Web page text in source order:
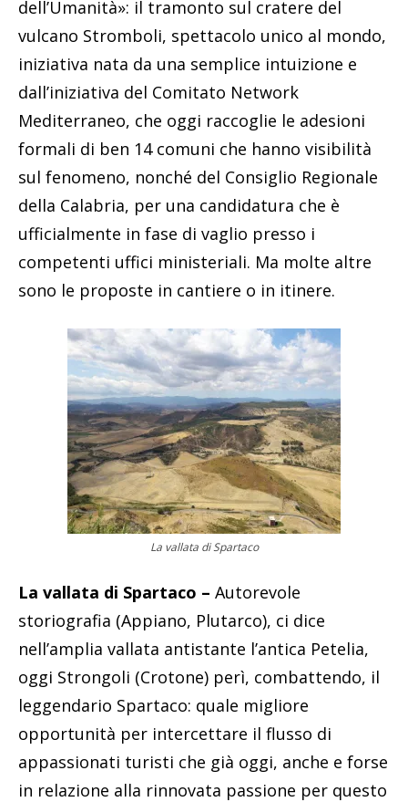
dell’Umanità»: il tramonto sul cratere del
vulcano Stromboli, spettacolo unico al mondo,
iniziativa nata da una semplice intuizione e
dall’iniziativa del Comitato Network
Mediterraneo, che oggi raccoglie le adesioni
formali di ben 14 comuni che hanno visibilità
sul fenomeno, nonché del Consiglio Regionale
della Calabria, per una candidatura che è
ufficialmente in fase di vaglio presso i
competenti uffici ministeriali. Ma molte altre
sono le proposte in cantiere o in itinere.
La vallata di Spartaco
La vallata di Spartaco – Autorevole
storiografia (Appiano, Plutarco), ci dice
nell’amplia vallata antistante l’antica Petelia,
oggi Strongoli (Crotone) perì, combattendo, il
leggendario Spartaco: quale migliore
opportunità per intercettare il flusso di
appassionati turisti che già oggi, anche e forse
in relazione alla rinnovata passione per questo